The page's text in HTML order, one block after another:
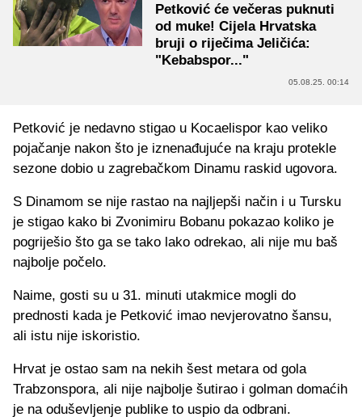
Petković će večeras puknuti
od muke! Cijela Hrvatska
bruji o riječima Jeličića:
"Kebabspor..."
05.08.25. 00:14
Petković je nedavno stigao u Kocaelispor kao veliko
pojačanje nakon što je iznenađujuće na kraju protekle
sezone dobio u zagrebačkom Dinamu raskid ugovora.
S Dinamom se nije rastao na najljepši način i u Tursku
je stigao kako bi Zvonimiru Bobanu pokazao koliko je
pogriješio što ga se tako lako odrekao, ali nije mu baš
najbolje počelo.
Naime, gosti su u 31. minuti utakmice mogli do
prednosti kada je Petković imao nevjerovatno šansu,
ali istu nije iskoristio.
Hrvat je ostao sam na nekih šest metara od gola
Trabzonspora, ali nije najbolje šutirao i golman domaćih
je na oduševljenje publike to uspio da odbrani.